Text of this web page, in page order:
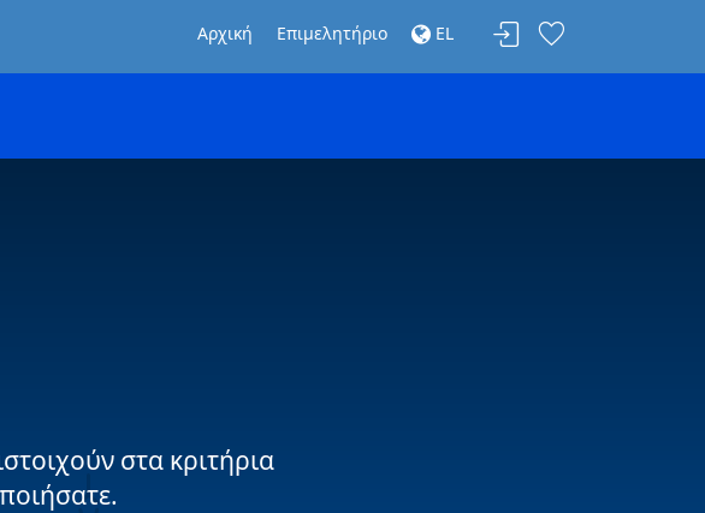
Αρχική Επιμελητήριο EL
στα κριτήρια